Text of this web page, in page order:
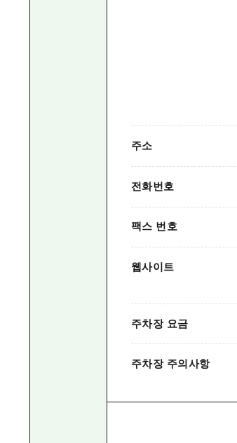
주소
전화번호
팩스 번호
웹사이트
주차장 요금
주차장 주의사항